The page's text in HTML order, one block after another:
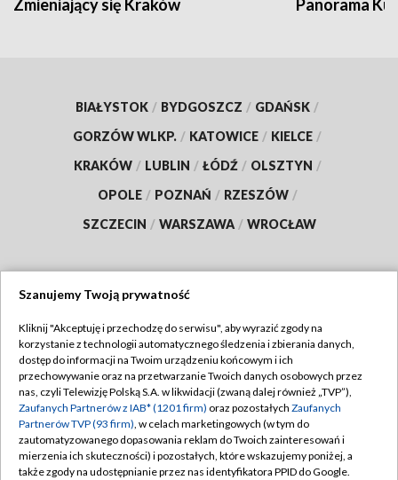
Zmieniający się Kraków Panorama
BIAŁYSTOK / BYDGOSZCZ / GDAŃSK /
GORZÓW WLKP. / KATOWICE / KIELCE /
KRAKÓW / LUBLIN / ŁÓDŹ / OLSZTYN /
OPOLE / POZNAŃ / RZESZÓW /
SZCZECIN / WARSZAWA / WROCŁAW
TVP
Abonament TVP
Emisja w TVP
Centrum informacji TVP
Naziemna Telewizja Cyfrowa
Regulamin TVP
Polityka prywatności
Moje zgody
Pomoc
Szanujemy Twoją prywatność
Kliknij "Akceptuję i przechodzę do serwisu", aby wyrazić zgody na
korzystanie z technologii automatycznego śledzenia i zbierania danych,
dostęp do informacji na Twoim urządzeniu końcowym i ich
przechowywanie oraz na przetwarzanie Twoich danych osobowych przez
nas, czyli Telewizję Polską S.A. w likwidacji (zwaną dalej również „TVP”),
Zaufanych Partnerów z IAB* (1201 firm) oraz pozostałych Zaufanych
Partnerów TVP (93 firm), w celach marketingowych (w tym do
zautomatyzowanego dopasowania reklam do Twoich zainteresowań i
mierzenia ich skuteczności) i pozostałych, które wskazujemy poniżej, a
także zgody na udostępnianie przez nas identyfikatora PPID do Google.